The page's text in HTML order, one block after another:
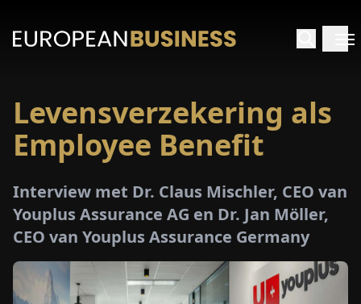
Levensverzekering als
Employee Benefit
Interview met Dr. Claus Mischler, CEO van
Youplus Assurance AG en Dr. Jan Möller,
CEO van Youplus Assurance Germany